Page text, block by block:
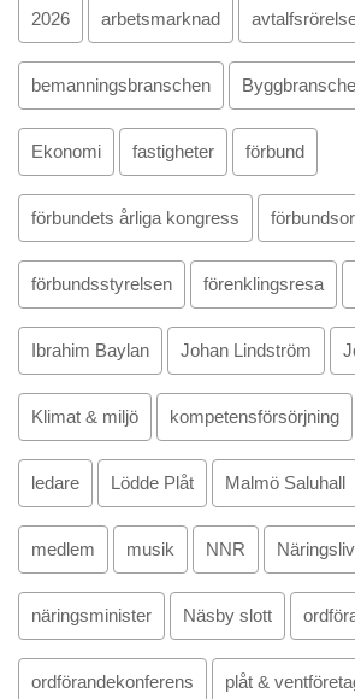
2026 arbetsmarknad
bemanningsbranschen
Ekonomi fastigheter förbund
förbundets årliga kongress
förbundsstyrelsen förenklingsresa
Ibrahim Baylan Johan Lindström
Klimat & miljö kompetensförsörjning
ledare Lödde Plåt Malmö Saluhall
medlem musik NNR
näringsminister Näsby slott
ordförandekonferens plåt &